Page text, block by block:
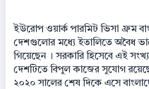
ইউরোপ ওয়ার্ক পারমিট ভিসা ফ্রম
দেশগুলোর মধ্যে ইতালিতে অবৈধ
গিয়েছেন । সরকারি হিসেবে এই
দেশটিতে বিপুল কাজের সুযোগ
২০২০ সালের শেষ দিকে এসে